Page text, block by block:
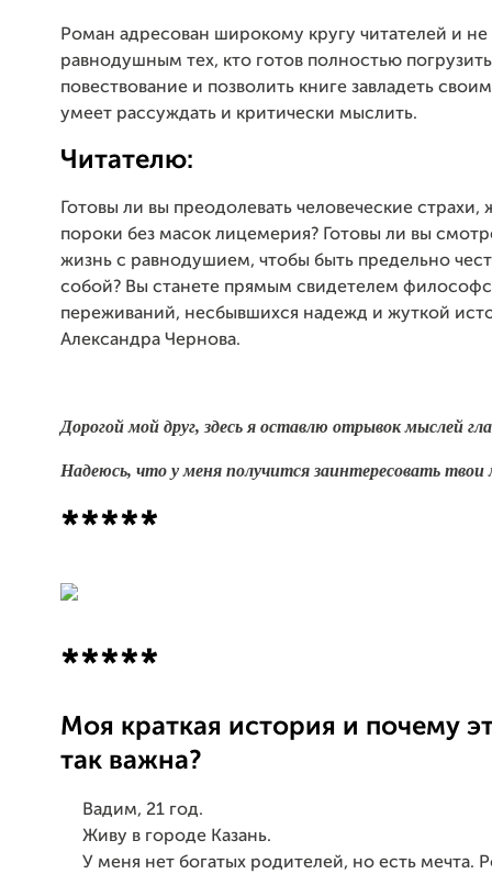
Роман адресован широкому кругу читателей и не
равнодушным тех, кто готов полностью
повествование и позволить книге завладеть
умеет рассуждать и критически мыслить.
Читателю:
Готовы ли вы преодолевать человеческие страхи,
пороки без масок лицемерия? Готовы ли вы
жизнь с равнодушием, чтобы быть предельно
собой? Вы станете прямым свидетелем
переживаний, несбывшихся надежд и жуткой
Александра Чернова.
Дорогой мой друг, здесь я оставлю отрывок мыслей
Надеюсь, что у меня получится заинтересовать твои
*****
*****
Моя краткая история и почему
так важна?
Вадим, 21 год.
Живу в городе Казань.
У меня нет богатых родителей, но есть мечта.